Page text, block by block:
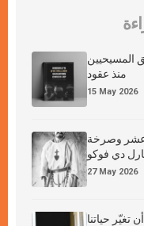
المسيحيين
منذ عقود
15 May 2026
عشر وصرخة
دي فوكو
27 May 2026
تغيّر حياتنا